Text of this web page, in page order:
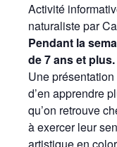
Activité
naturaliste par
Pendant la
de 7 ans et
Une
d’en apprendre
qu’on retrouve
à exercer leur